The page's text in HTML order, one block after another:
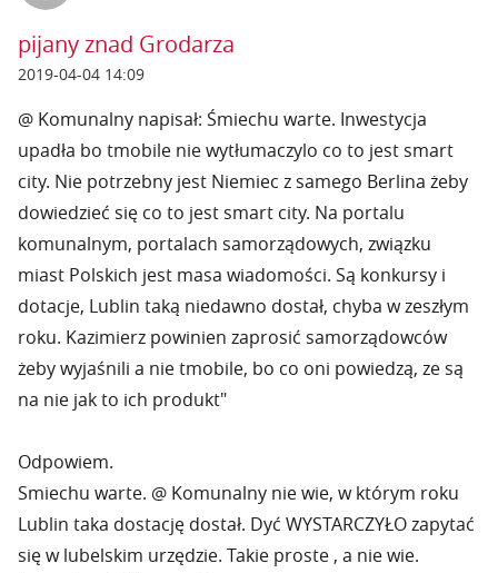
pijany znad Grodarza
2019-04-04 14:09
@ Komunalny napisał: Śmiechu warte. Inwestycja
upadła bo tmobile nie wytłumaczylo co to jest smart
city. Nie potrzebny jest Niemiec z samego Berlina żeby
dowiedzieć się co to jest smart city. Na portalu
komunalnym, portalach samorządowych, związku
miast Polskich jest masa wiadomości. Są konkursy i
dotacje, Lublin taką niedawno dostał, chyba w zeszłym
roku. Kazimierz powinien zaprosić samorządowców
żeby wyjaśnili a nie tmobile, bo co oni powiedzą, ze są
na nie jak to ich produkt"
Odpowiem.
Smiechu warte. @ Komunalny nie wie, w którym roku
Lublin taka dostację dostał. Dyć WYSTARCZYŁO zapytać
się w lubelskim urzędzie. Takie proste , a nie wie.